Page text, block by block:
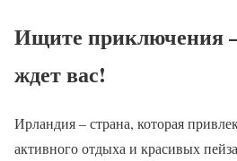
Ищите приключения
ждет вас!
Ирландия – страна, которая
активного отдыха и красивых